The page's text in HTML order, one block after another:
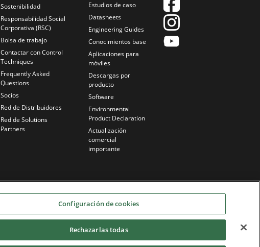
Sostenibilidad
Responsabilidad Social
Corporativa (RSC)
Bolsa de trabajo
Contactar con Control
Techniques
Frequently Asked
Questions
Socios
Red de Distribuidores
Red de Solutions
Partners
Estudios de caso
Datasheets
Engineering Guides
Conocimientos base
Aplicaciones para
móviles
Descargas por
producto
Software
Environmental
Product Declaration
Actualización
comercial
importante
Configuración de cookies
Rechazarlas todas